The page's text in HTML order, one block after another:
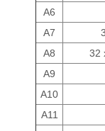
A6
A7
A8
32
A9
A10
A11